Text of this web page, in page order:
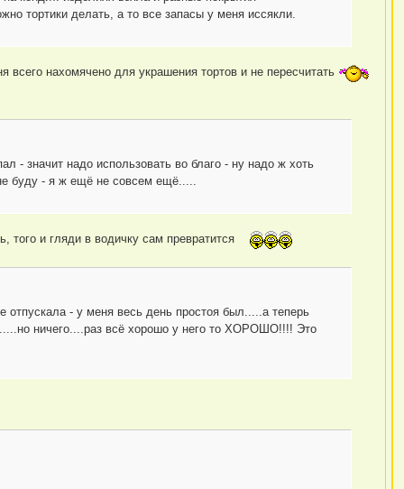
тортики делать, а то все запасы у меня иссякли.
нахомячено для украшения тортов и не пересчитать
- значит надо использовать во благо - ну надо ж хоть
буду - я ж ещё не совсем ещё.....
и гляди в водичку сам превратится
- у меня весь день простоя был.....а теперь
ничего....раз всё хорошо у него то ХОРОШО!!!! Это